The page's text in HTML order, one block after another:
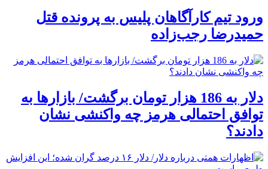
ورود تیم کارآگاهان پلیس به پرونده قتل
حمیدرضا رجب‌زاده
دلار به 186 هزار تومان برگشت/ بازارها به
توافق احتمالی هرمز چه واکنشی نشان
دادند؟